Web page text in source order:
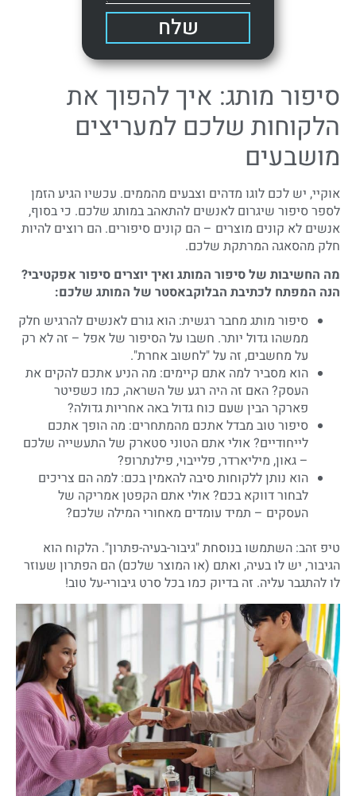
שלח
סיפור מותג: איך להפוך את
הלקוחות שלכם למעריצים
מושבעים
אוקיי, יש לכם לוגו מדהים וצבעים מהממים. עכשיו הגיע הזמן
לספר סיפור שיגרום לאנשים להתאהב במותג שלכם. כי בסוף,
אנשים לא קונים מוצרים – הם קונים סיפורים. הם רוצים להיות
חלק מהסאגה המרתקת שלכם.
מה החשיבות של סיפור המותג ואיך יוצרים סיפור אפקטיבי?
הנה המפתח לכתיבת הבלוקבאסטר של המותג שלכם:
סיפור מותג מחבר רגשית: הוא גורם לאנשים להרגיש חלק
ממשהו גדול יותר. חשבו על הסיפור של אפל – זה לא רק
על מחשבים, זה על "לחשוב אחרת".
הוא מסביר למה אתם קיימים: מה הניע אתכם להקים את
העסק? האם זה היה רגע של השראה, כמו כשפיטר
פארקר הבין שעם כוח גדול באה אחריות גדולה?
סיפור טוב מבדל אתכם מהמתחרים: מה הופך אתכם
לייחודיים? אולי אתם הטוני סטארק של התעשייה שלכם
– גאון, מיליארדר, פלייבוי, פילנתרופ?
הוא נותן ללקוחות סיבה להאמין בכם: למה הם צריכים
לבחור דווקא בכם? אולי אתם הקפטן אמריקה של
העסקים – תמיד עומדים מאחורי המילה שלכם?
טיפ זהב: השתמשו בנוסחת "גיבור-בעיה-פתרון". הלקוח הוא
הגיבור, יש לו בעיה, ואתם (או המוצר שלכם) הם הפתרון שעוזר
לו להתגבר עליה. זה בדיוק כמו בכל סרט גיבורי-על טוב!